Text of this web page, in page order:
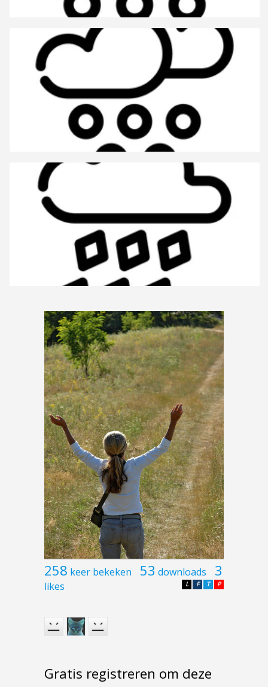
258 keer bekeken 53 downloads 3
likes P
T
F
L
Gratis registreren om deze